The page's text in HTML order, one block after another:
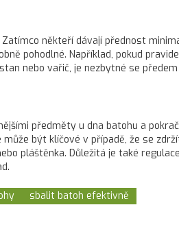
někteří dávají přednost
pohodlné. Například, pokud
nebo vařič, je nezbytné se
předměty u dna batohu a
být klíčové v případě, že se
pláštěnka. Důležitá je také
sbalit batoh efektivně